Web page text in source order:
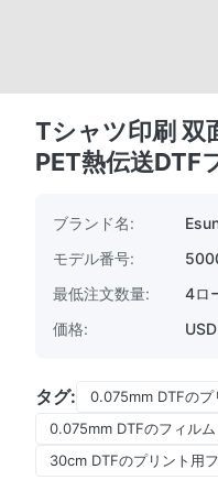
Tシャツ印刷 双
PET熱伝送DTF
ブランド名:
モデル番号:
最低注文数量:
4ロ
価格:
タグ:
0.075mm DTFのプ
0.075mm DTFのフィル
30cm DTFのプリント用